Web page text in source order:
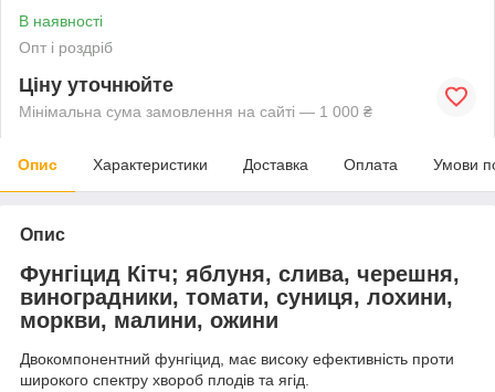
В наявності
Опт і роздріб
Ціну уточнюйте
Мінімальна сума замовлення на сайті — 1 000 ₴
Опис Характеристики Доставка Оплата Умови
Опис
Фунгіцид Кітч; яблуня, слива, черешня,
виноградники, томати, суниця, лохини,
моркви, малини, ожини
Двокомпонентний фунгіцид, має високу ефективність проти
широкого спектру хвороб плодів та ягід.